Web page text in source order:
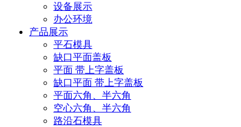
设备展示
办公环境
产品展示
平石模具
缺口平面盖板
平面 带上字盖板
缺口平面 带上字盖板
平面六角、半六角
空心六角、半六角
路沿石模具